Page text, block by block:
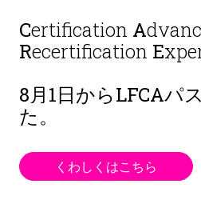
Certification A
Recertification E
8月1日からLFCAパ
た。
くわしくはこちら